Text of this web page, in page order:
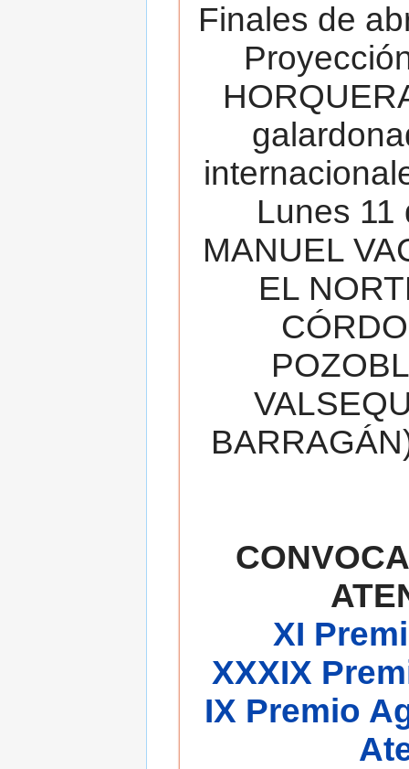
Finales de
Lunes 11
MANUEL
EL
XI
XXXIX
IX Premio